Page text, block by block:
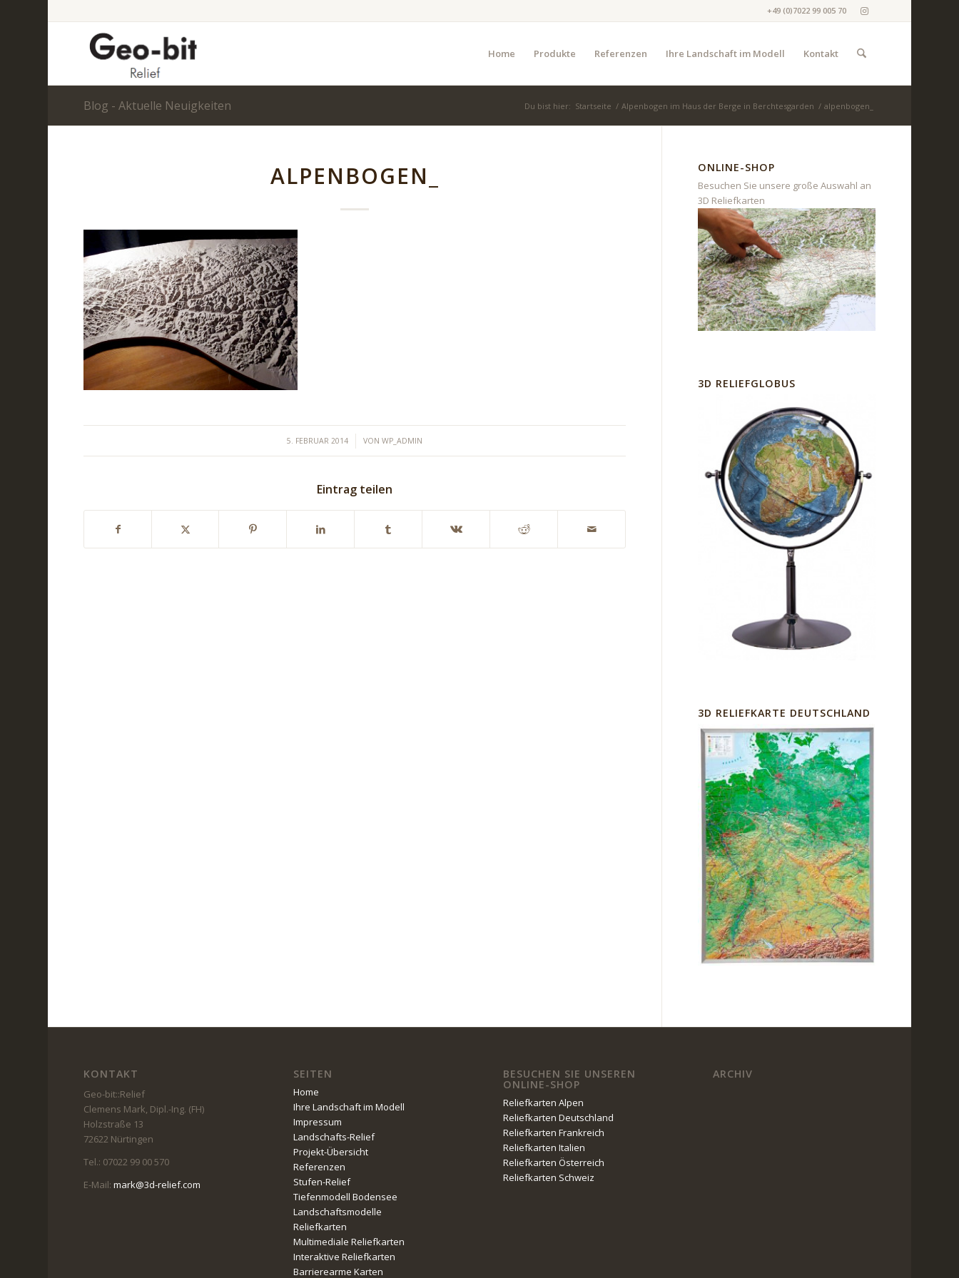
+49 (0)7022 99 005 70
Home Produkte Referenzen Ihre Landschaft im Modell Kontakt
Blog - Aktuelle Neuigkeiten Du bist hier: Startseite / Alpenbogen im Haus der Berge in Berchtesgarden / alpenbogen_
ALPENBOGEN_
5. FEBRUAR 2014
/ VONWP_ADMIN
Eintrag teilen
ONLINE-SHOP
Besuchen Sie unsere große Auswahl an
3D Reliefkarten
3D RELIEFGLOBUS
3D RELIEFKARTE DEUTSCHLAND
KONTAKT
Geo-bit::Relief
Clemens Mark, Dipl.-Ing. (FH)
Holzstraße 13
72622 Nürtingen
Tel.: 07022 99 00 570
E-Mail:mark@3d-relief.com
SEITEN
Home
Ihre Landschaft im Modell
Impressum
Landschafts-Relief
Projekt-Übersicht
Referenzen
Stufen-Relief
Tiefenmodell Bodensee
Landschaftsmodelle
Reliefkarten
Multimediale Reliefkarten
Interaktive Reliefkarten
Barrierearme Karten
BESUCHEN SIE UNSEREN
ONLINE-SHOP
Reliefkarten Alpen
Reliefkarten Deutschland
Reliefkarten Frankreich
Reliefkarten Italien
Reliefkarten Österreich
Reliefkarten Schweiz
ARCHIV